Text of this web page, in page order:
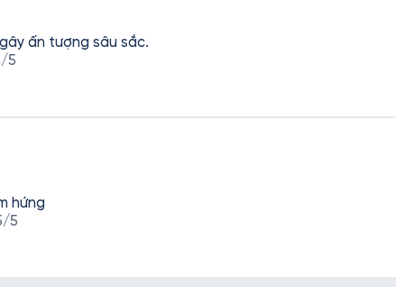
ấn tượng sâu sắc.
/5
hứng
/5